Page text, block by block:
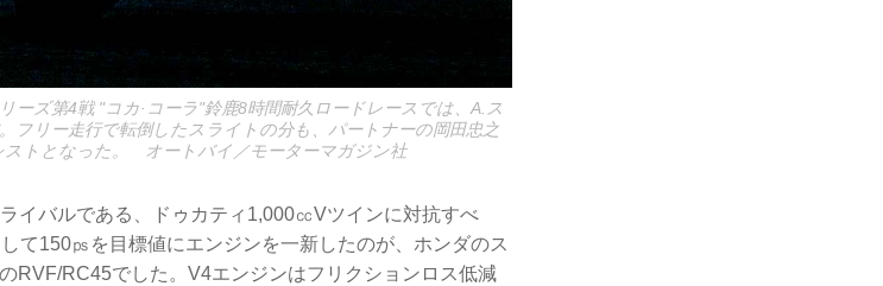
ーズ第4戦 "コカ·コーラ"鈴鹿8時間耐久ロードレースでは、A.ス
フリー走行で転倒したスライトの分も、パートナーの岡田忠之
ストとなった。 オートバイ／モーターマガジン社
イバルである、ドゥカティ1,000㏄Vツインに対抗すべ
て150㎰を目標値にエンジンを一新したのが、ホンダのス
RVF/RC45でした。V4エンジンはフリクションロス低減